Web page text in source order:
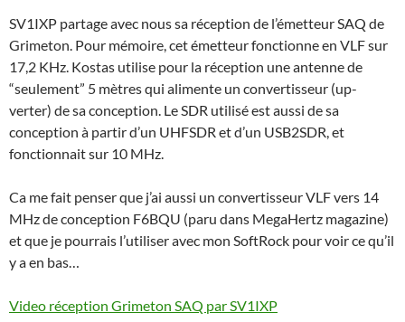
SV1IXP partage avec nous sa réception de l’émetteur SAQ de
Grimeton. Pour mémoire, cet émetteur fonctionne en VLF sur
17,2 KHz. Kostas utilise pour la réception une antenne de
“seulement” 5 mètres qui alimente un convertisseur (up-
verter) de sa conception. Le SDR utilisé est aussi de sa
conception à partir d’un UHFSDR et d’un USB2SDR, et
fonctionnait sur 10 MHz.
Ca me fait penser que j’ai aussi un convertisseur VLF vers 14
MHz de conception F6BQU (paru dans MegaHertz magazine)
et que je pourrais l’utiliser avec mon SoftRock pour voir ce qu’il
y a en bas…
Video réception Grimeton SAQ par SV1IXP